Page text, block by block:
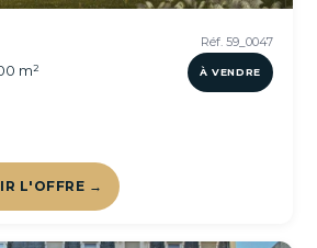
Réf. 59_0047
À VENDRE
m²
L'OFFRE →